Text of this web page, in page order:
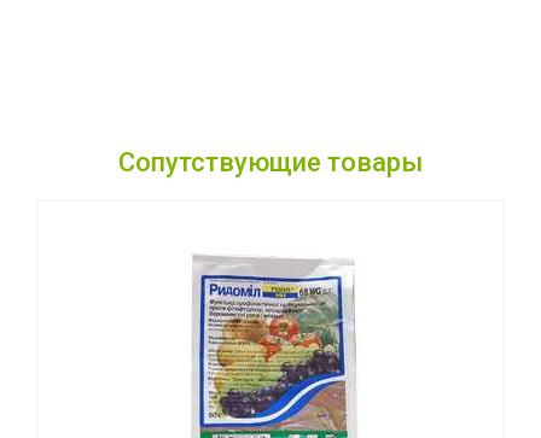
Сопутствующие товары